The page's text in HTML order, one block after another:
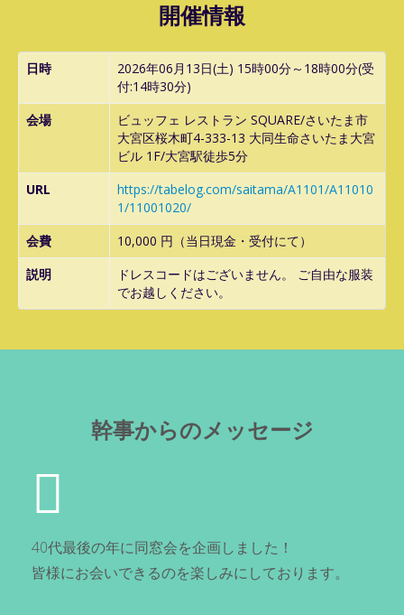
開催情報
日時
2026年06月13日(土) 15時00分～18時00分(受
付:14時30分)
会場
ビュッフェ レストラン SQUARE/さいたま市
大宮区桜木町4-333-13 大同生命さいたま大宮
ビル 1F/大宮駅徒歩5分
URL
https://tabelog.com/saitama/A1101/A11010
1/11001020/
会費
10,000 円（当日現金・受付にて）
説明
ドレスコードはございません。 ご自由な服装
でお越しください。
幹事からのメッセージ
40代最後の年に同窓会を企画しました！
皆様にお会いできるのを楽しみにしております。